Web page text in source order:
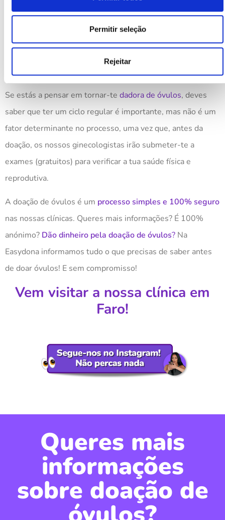
Permitir seleção
Rejeitar
Se estás a pensar em tornar-te dadora de óvulos, deves
saber que ter um ciclo regular é importante, mas não é um
fator determinante no processo, uma vez que, antes da
doação, os nossos ginecologistas irão submeter-te a
exames (gratuitos) para verificar a tua saúde física e
reprodutiva.
A doação de óvulos é um processo simples e 100% seguro
nas nossas clínicas. Queres mais informações? É 100%
anónimo? Dão dinheiro pela doação de óvulos? Na
Easydona informamos tudo o que precisas de saber antes
de doar óvulos! E sem compromisso!
Vem visitar a nossa clínica em
Faro!
Queres mais
informações
sobre doação de